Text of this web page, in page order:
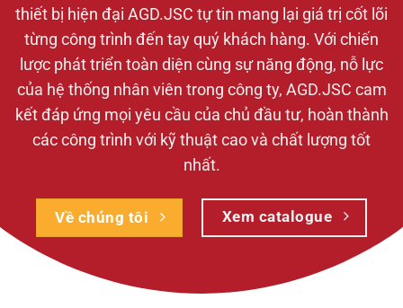
thiết bị hiện đại AGD.JSC tự tin mang lại giá trị cốt lõi
từng công trình đến tay quý khách hàng. Với chiến
lược phát triển toàn diện cùng sự năng động, nỗ lực
của hệ thống nhân viên trong công ty, AGD.JSC cam
kết đáp ứng mọi yêu cầu của chủ đầu tư, hoàn thành
các công trình với kỹ thuật cao và chất lượng tốt
nhất.
Về chúng tôi Xem catalogue